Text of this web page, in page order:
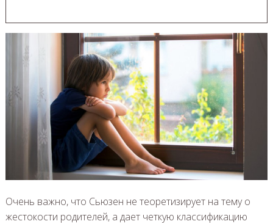
Очень важно, что Сьюзен не теоретизирует на тему о
жестокости родителей, а дает четкую классификацию